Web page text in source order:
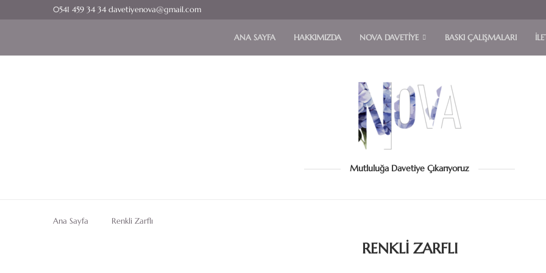
0541 459 34 34 davetiyenova@gmail.com
ANA SAYFA HAKKIMIZDA NOVA DAVETIYE BASKI ÇALIŞMALARI
Mutluluğa Davetiye Çıkarıyoruz
Ana Sayfa Renkli Zarflı
RENKLI ZARFLI